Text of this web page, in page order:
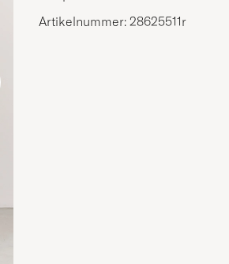
Artikelnummer: 28625511r